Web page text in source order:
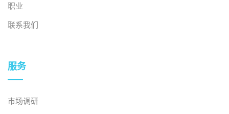
职业
联系我们
服务
市场调研